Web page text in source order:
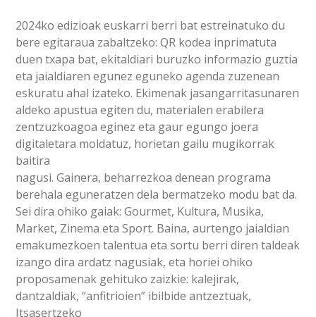
2024ko edizioak euskarri berri bat estreinatuko du
bere egitaraua zabaltzeko: QR kodea inprimatuta
duen txapa bat, ekitaldiari buruzko informazio guztia
eta jaialdiaren egunez eguneko agenda zuzenean
eskuratu ahal izateko. Ekimenak jasangarritasunaren
aldeko apustua egiten du, materialen erabilera
zentzuzkoagoa eginez eta gaur egungo joera
digitaletara moldatuz, horietan gailu mugikorrak
baitira
nagusi. Gainera, beharrezkoa denean programa
berehala eguneratzen dela bermatzeko modu bat da.
Sei dira ohiko gaiak: Gourmet, Kultura, Musika,
Market, Zinema eta Sport. Baina, aurtengo jaialdian
emakumezkoen talentua eta sortu berri diren taldeak
izango dira ardatz nagusiak, eta horiei ohiko
proposamenak gehituko zaizkie: kalejirak,
dantzaldiak, “anfitrioien” ibilbide antzeztuak,
Itsasertzeko